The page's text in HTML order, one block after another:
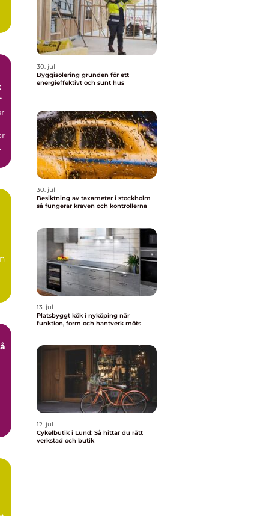
30. jul
Byggisolering grunden för ett
energieffektivt och sunt hus
30. jul
Besiktning av taxameter i stockholm
så fungerar kraven och kontrollerna
13. jul
Platsbyggt kök i nyköping när
funktion, form och hantverk möts
12. jul
Cykelbutik i Lund: Så hittar du rätt
verkstad och butik